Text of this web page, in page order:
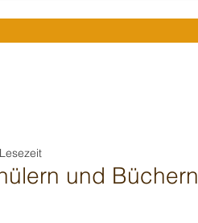
und Büchern